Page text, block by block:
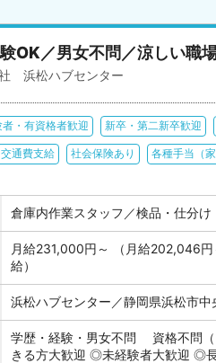
OK／男女不問／涼しい職
浜松ハブセンター
者・有資格者歓迎 新卒・第二新卒歓迎
交通費支給 社会保険あり 各種手当（
倉庫内作業スタッフ／検品・仕分け
月給231,000円～ （月給202,046
給）
浜松ハブセンター／静岡県浜松市中
学歴・経験・男女不問 資格不問
きる方大歓迎 ◎未経験者大歓迎 ◎